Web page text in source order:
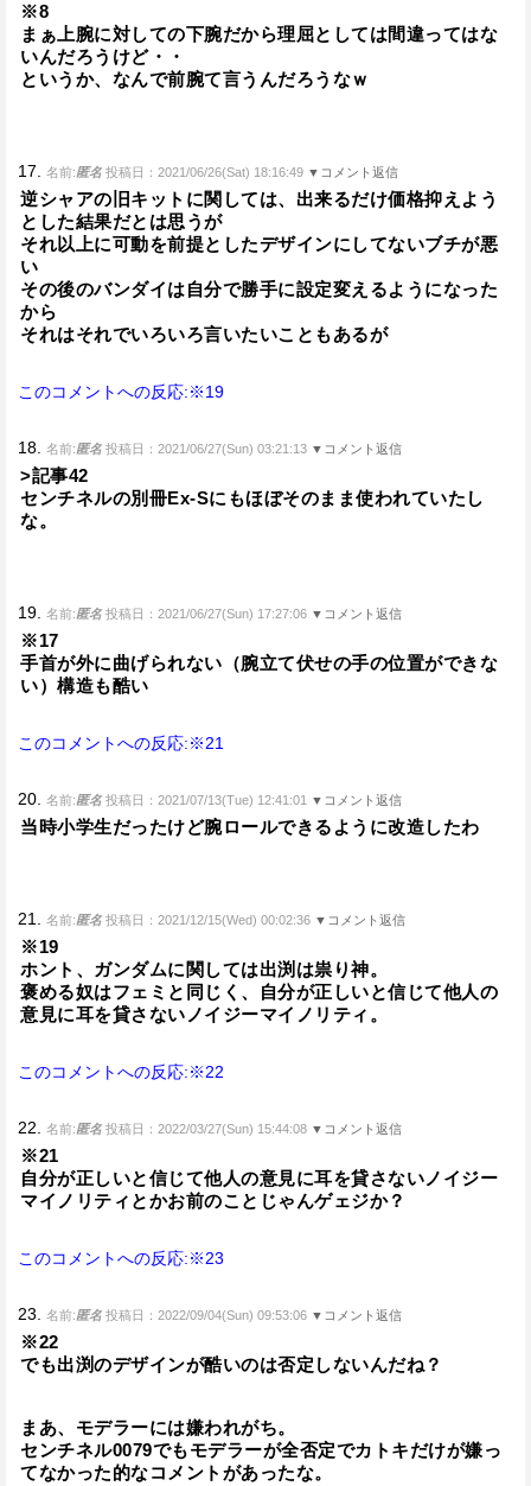
※8
まぁ上腕に対しての下腕だから理屈としては間違ってはな
いんだろうけど・・
というか、なんで前腕て言うんだろうなｗ
17. 名前:匿名 投稿日：2021/06/26(Sat) 18:16:49 ▼コメント返信
逆シャアの旧キットに関しては、出来るだけ価格抑えよう
とした結果だとは思うが
それ以上に可動を前提としたデザインにしてないブチが悪
い
その後のバンダイは自分で勝手に設定変えるようになった
から
それはそれでいろいろ言いたいこともあるが
このコメントへの反応:※19
18. 名前:匿名 投稿日：2021/06/27(Sun) 03:21:13 ▼コメント返信
>記事42
センチネルの別冊Ex-Sにもほぼそのまま使われていたし
な。
19. 名前:匿名 投稿日：2021/06/27(Sun) 17:27:06 ▼コメント返信
※17
手首が外に曲げられない（腕立て伏せの手の位置ができな
い）構造も酷い
このコメントへの反応:※21
20. 名前:匿名 投稿日：2021/07/13(Tue) 12:41:01 ▼コメント返信
当時小学生だったけど腕ロールできるように改造したわ
21. 名前:匿名 投稿日：2021/12/15(Wed) 00:02:36 ▼コメント返信
※19
ホント、ガンダムに関しては出渕は祟り神。
褒める奴はフェミと同じく、自分が正しいと信じて他人の
意見に耳を貸さないノイジーマイノリティ。
このコメントへの反応:※22
22. 名前:匿名 投稿日：2022/03/27(Sun) 15:44:08 ▼コメント返信
※21
自分が正しいと信じて他人の意見に耳を貸さないノイジー
マイノリティとかお前のことじゃんゲェジか？
このコメントへの反応:※23
23. 名前:匿名 投稿日：2022/09/04(Sun) 09:53:06 ▼コメント返信
※22
でも出渕のデザインが酷いのは否定しないんだね？
まあ、モデラーには嫌われがち。
センチネル0079でもモデラーが全否定でカトキだけが嫌っ
てなかった的なコメントがあったな。